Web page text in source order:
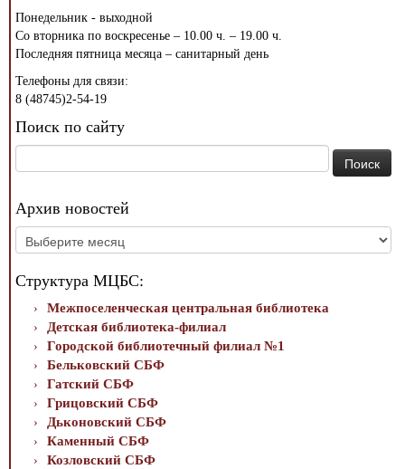
Понедельник - выходной
Со вторника по воскресенье – 10.00 ч. – 19.00 ч.
Последняя пятница месяца – санитарный день
Телефоны для связи:
8 (48745)2-54-19
Поиск по сайту
Архив новостей
Архив
новостей
Структура МЦБС:
Межпоселенческая центральная библиотека
Детская библиотека-филиал
Городской библиотечный филиал №1
Бельковский СБФ
Гатский СБФ
Грицовский СБФ
Дьконовский СБФ
Каменный СБФ
Козловский СБФ